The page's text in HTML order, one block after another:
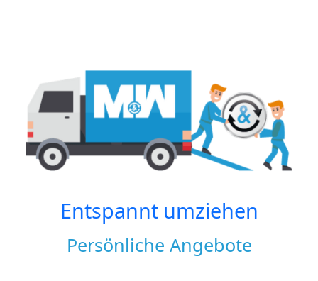
Entspannt umziehen
Persönliche Angebote